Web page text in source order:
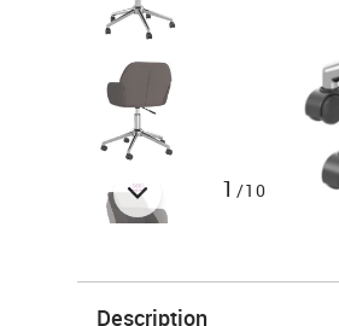
1 /10
Description